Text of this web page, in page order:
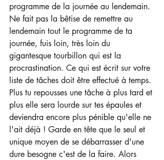
programme de la journée au lendemain.
Ne fait pas la bêtise de remettre au
lendemain tout le programme de ta
journée, fuis loin, très loin du
gigantesque tourbillon qui est la
procrastination. Ce qui est écrit sur votre
liste de tâches doit être effectué à temps.
Plus tu repousses une tâche à plus tard et
plus elle sera lourde sur tes épaules et
deviendra encore plus pénible qu'elle ne
l'ait déjà ! Garde en tête que le seul et
unique moyen de se débarrasser d'une
dure besogne c'est de la faire. Alors